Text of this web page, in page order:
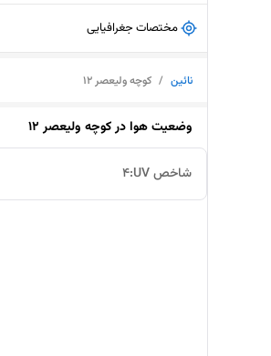
مختصات جغرافیایی
نائین / کوچه ولیعصر ۱۲
وضعیت هوا درکوچه ولیعصر ۱۲
شاخص UV: 4